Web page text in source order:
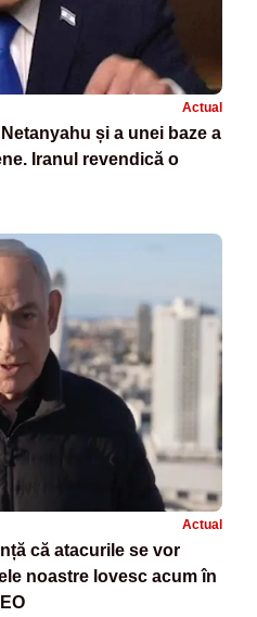
Actual
și a unei baze a
Iranul revendică o
Actual
că atacurile se vor
noastre lovesc acum în